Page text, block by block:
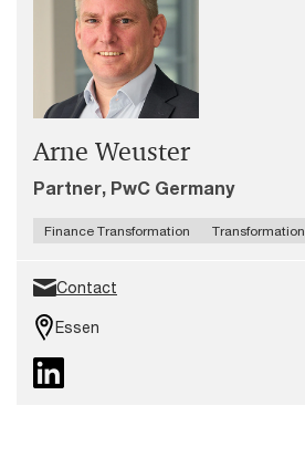
Arne Weuster
Partner, PwC Germany
Finance Transformation Transformation
Contact
Essen